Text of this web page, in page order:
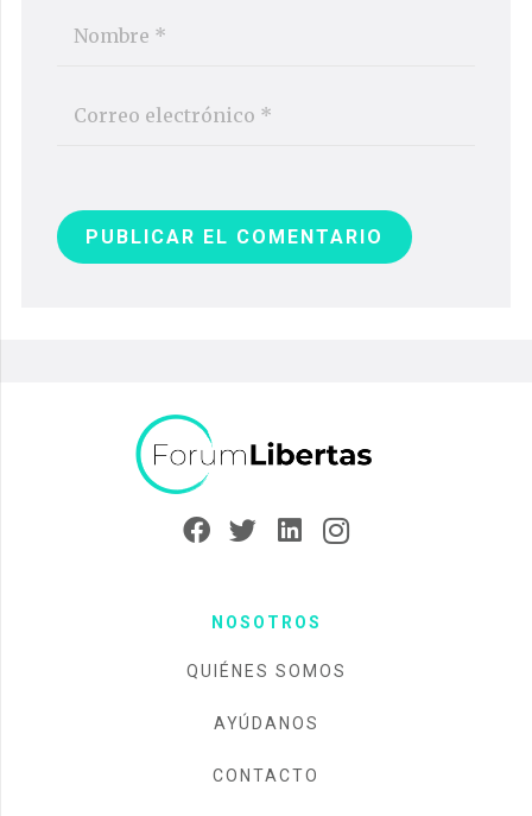
PUBLICAR EL COMENTARIO
NOSOTROS
QUIÉNES SOMOS
AYÚDANOS
CONTACTO